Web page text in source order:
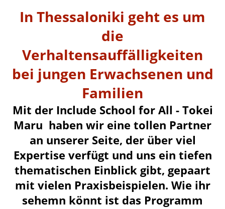
In Thessaloniki geht es um
die
Verhaltensauffälligkeiten
bei jungen Erwachsenen und
Familien
Mit der Include School for All - Tokei
Maru haben wir eine tollen Partner
an unserer Seite, der über viel
Expertise verfügt und uns ein tiefen
thematischen Einblick gibt, gepaart
mit vielen Praxisbeispielen. Wie ihr
sehemn könnt ist das Programm